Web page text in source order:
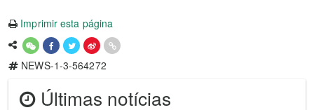
Imprimir esta página
NEWS-1-3-564272
Últimas notícias